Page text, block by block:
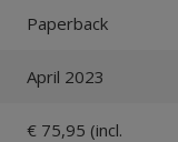
Paperback
April 2023
€ 75,95 (incl.